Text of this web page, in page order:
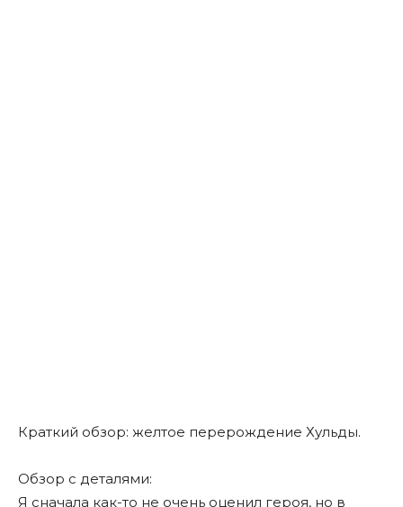
Краткий обзор: желтое перерождение Хульды.
Обзор с деталями:
Я сначала как-то не очень оценил героя, но в